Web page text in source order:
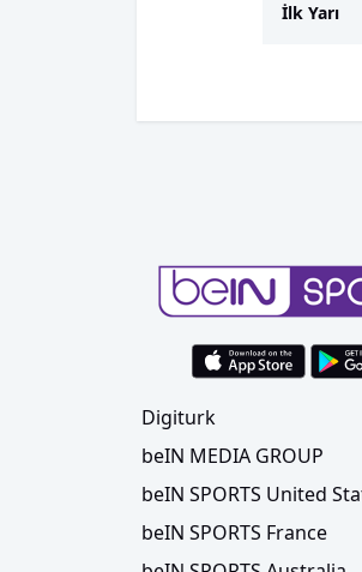
İlk Yarı
Digiturk
beIN MEDIA GROUP
beIN SPORTS United
beIN SPORTS France